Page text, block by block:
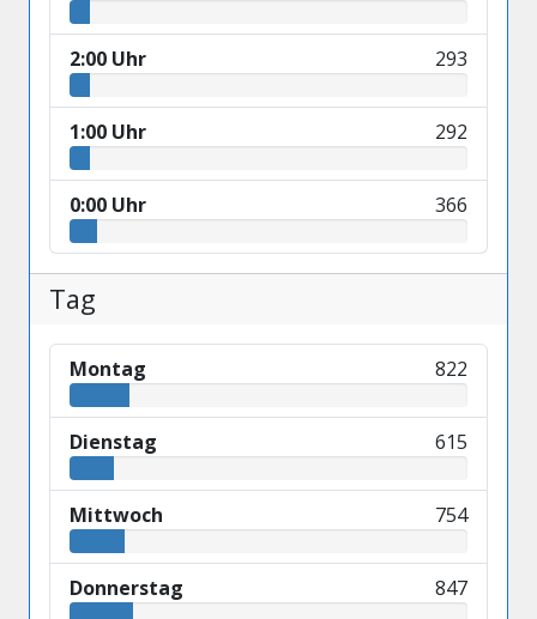
2:00 Uhr 293
1:00 Uhr 292
0:00 Uhr 366
Tag
Montag 822
Dienstag 615
Mittwoch 754
Donnerstag 847